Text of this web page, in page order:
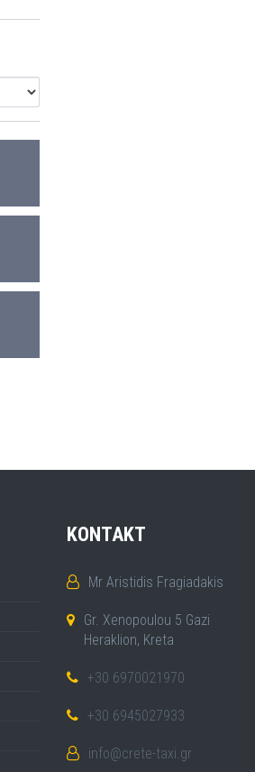
KONTAKT
Mr Aristidis Fragiadakis
Gr. Xenopoulou 5 Gazi
Heraklion, Kreta
+30 6970021970
+30 6945027933
info@crete-taxi.gr